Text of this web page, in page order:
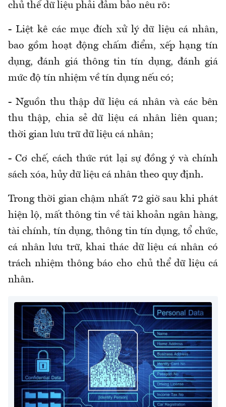
chủ thể dữ liệu phải đảm bảo nêu rõ:
- Liệt kê các mục đích xử lý dữ liệu cá nhân,
bao gồm hoạt động chấm điểm, xếp hạng tín
dụng, đánh giá thông tin tín dụng, đánh giá
mức độ tín nhiệm về tín dụng nếu có;
- Nguồn thu thập dữ liệu cá nhân và các bên
thu thập, chia sẻ dữ liệu cá nhân liên quan;
thời gian lưu trữ dữ liệu cá nhân;
- Cơ chế, cách thức rút lại sự đồng ý và chính
sách xóa, hủy dữ liệu cá nhân theo quy định.
Trong thời gian chậm nhất 72 giờ sau khi phát
hiện lộ, mất thông tin về tài khoản ngân hàng,
tài chính, tín dụng, thông tin tín dụng, tổ chức,
cá nhân lưu trữ, khai thác dữ liệu cá nhân có
trách nhiệm thông báo cho chủ thể dữ liệu cá
nhân.